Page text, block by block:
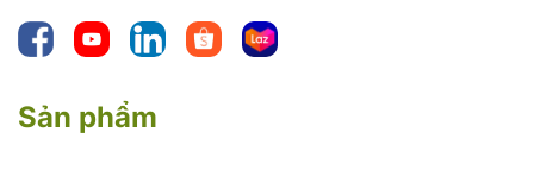
Sản phẩm